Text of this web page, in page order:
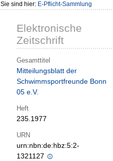
Sie sind hier: E-Pflicht-Sammlung
Elektronische
Zeitschrift
Gesamttitel
Mitteilungsblatt der
Schwimmsportfreunde Bonn
05 e.V.
Heft
235.1977
URN
urn:nbn:de:hbz:5:2-
1321127